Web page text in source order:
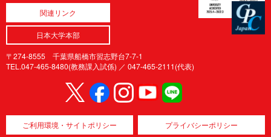
関連リンク
日本大学本部
〒274-8555 千葉県船橋市習志野台7-7-1
TEL.047-465-8480(教務課入試係) ／ 047-465-2111(代表)
ご利用環境・サイトポリシー プライバシーポリシー